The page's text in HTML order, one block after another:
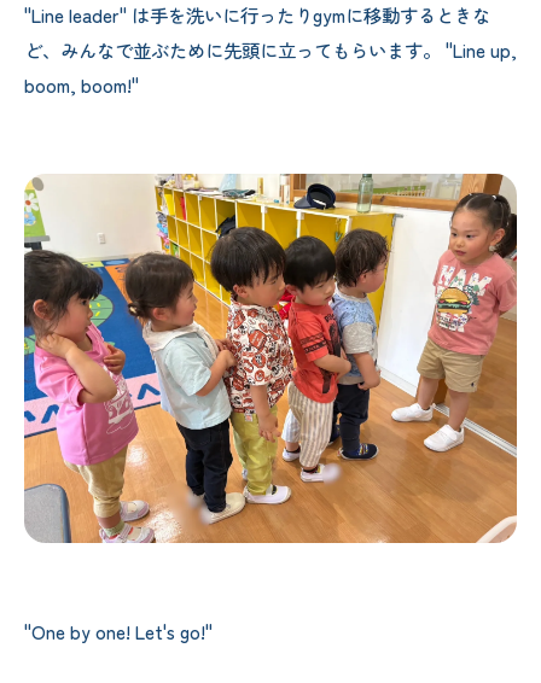
"Line leader" は手を洗いに行ったりgymに移動するときな
ど、みんなで並ぶために先頭に立ってもらいます。 "Line up,
boom, boom!"
"One by one! Let's go!"